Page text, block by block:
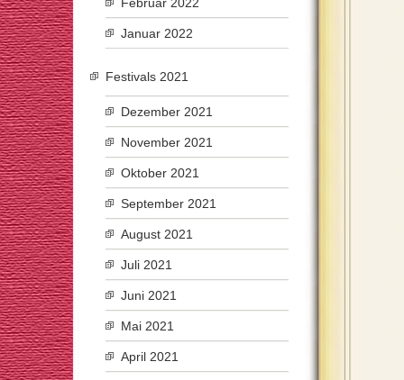
Januar 2022
Festivals 2021
Dezember 2021
November 2021
Oktober 2021
September 2021
August 2021
Juli 2021
Juni 2021
Mai 2021
April 2021